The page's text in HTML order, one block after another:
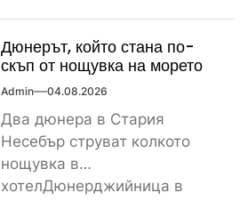
Дюнерът, който стана по-
скъп от нощувка на морето
Admin 04.08.2026
Два дюнера в Стария
Несебър струват колкото
нощувка в
хотелДюнерджийница в